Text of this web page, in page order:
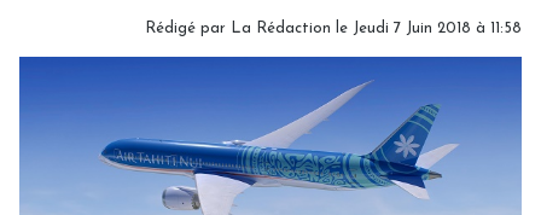
Rédigé par La Rédaction le Jeudi 7 Juin 2018 à 11:58